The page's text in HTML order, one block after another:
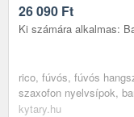
26 090 Ft
Ki számára alkalmas:
rico, fúvós, fúvós
szaxofon nyelvsípok,
kytary.hu